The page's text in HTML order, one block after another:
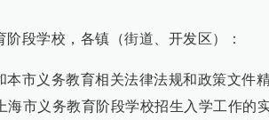
阶段学校，各镇（街道、开发区）：
本市义务教育相关法律法规和政策文件
海市义务教育阶段学校招生入学工作的